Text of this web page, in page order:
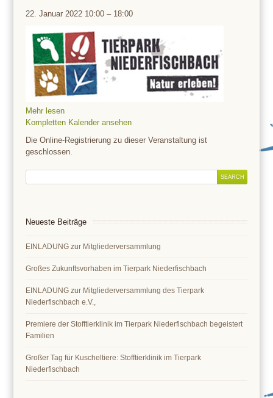
Tierpark
22. Januar 2022 10:00 – 18:00
Mehr lesen
Kompletten Kalender ansehen
Die Online-Registrierung zu dieser Veranstaltung ist
geschlossen.
Neueste Beiträge
EINLADUNG zur Mitgliederversammlung
Großes Zukunftsvorhaben im Tierpark Niederfischbach
EINLADUNG zur Mitgliederversammlung des Tierpark
Niederfischbach e.V.,
Premiere der Stofftierklinik im Tierpark Niederfischbach begeistert
Familien
Großer Tag für Kuscheltiere: Stofftierklinik im Tierpark
Niederfischbach